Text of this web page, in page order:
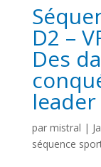
D2 –
Des
leader
par mistral |
séquence